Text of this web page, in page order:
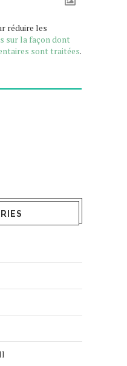
réduire les
sur la façon dont
sont traitées.